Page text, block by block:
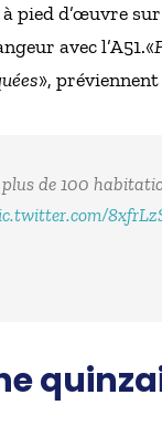
pied d’œuvre
avec l’A51.«
»,
de 100